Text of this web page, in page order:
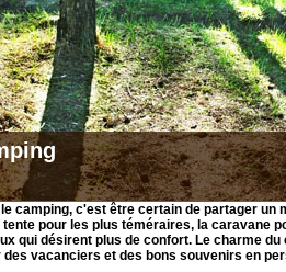
camping, c'est être certain de partager un
tente pour les plus téméraires, la caravane
qui désirent plus de confort. Le charme
des vacanciers et des bons souvenirs en